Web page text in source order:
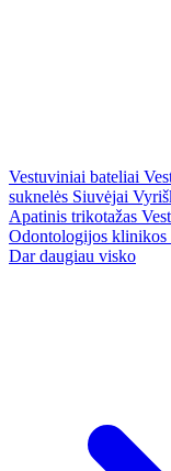
Vestuviniai bateliai
suknelės Siuvėjai
Apatinis trikotažas
Odontologijos klinikos
Dar daugiau visko